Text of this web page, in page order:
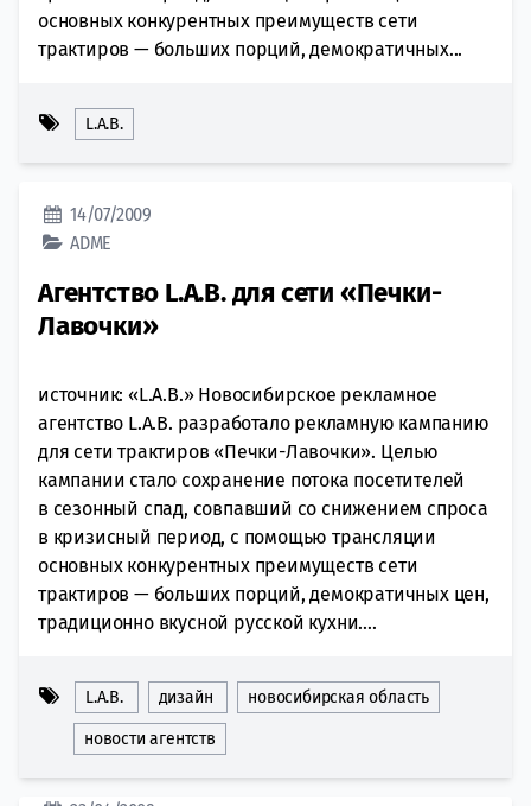
основных конкурентных преимуществ сети
трактиров — больших порций, демократичных...
L.A.B.
14/07/2009
ADME
Агентство L.A.B. для сети «Печки-
Лавочки»
источник: «L.A.B.» Новосибирское рекламное
агентство L.A.B. разработало рекламную кампанию
для сети трактиров «Печки-Лавочки». Целью
кампании стало сохранение потока посетителей
в сезонный спад, совпавший со снижением спроса
в кризисный период, с помощью трансляции
основных конкурентных преимуществ сети
трактиров — больших порций, демократичных цен,
традиционно вкусной русской кухни....
L.A.B. дизайн новосибирская область
новости агентств